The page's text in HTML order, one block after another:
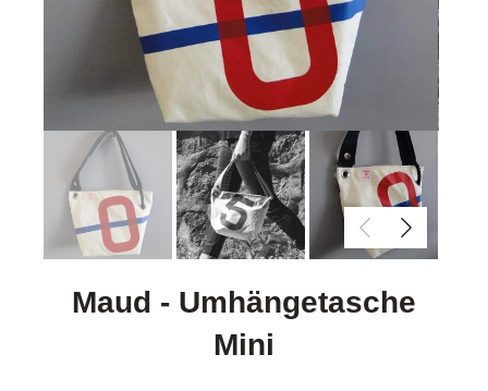
Maud - Umhängetasche
Mini